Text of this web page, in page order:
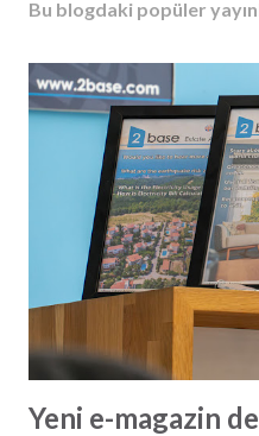
Bu blogdaki popüler
Yeni e-magazin